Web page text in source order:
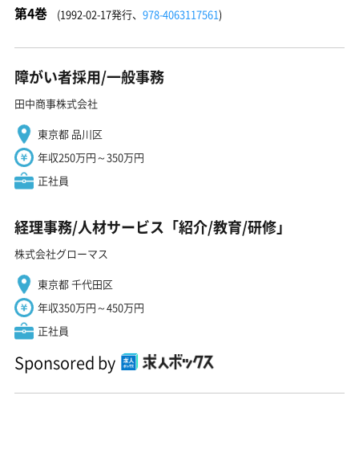
第4巻 (1992-02-17発行、 978-4063117561)
障がい者採用/一般事務
田中商事株式会社
東京都 品川区
年収250万円～350万円
正社員
経理事務/人材サービス「紹介/教育/研修」
株式会社グローマス
東京都 千代田区
年収350万円～450万円
正社員
Sponsored by